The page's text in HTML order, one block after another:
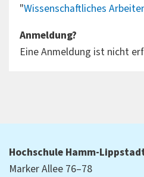
"Wissenschaftliches
Anmeldung?
Eine Anmeldung ist nicht
Hochschule Hamm-
Marker Allee 76–78